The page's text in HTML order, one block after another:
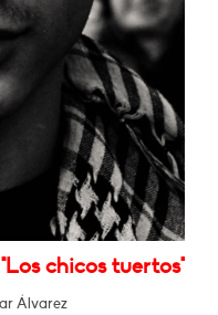
chicos tuertos"
Álvarez